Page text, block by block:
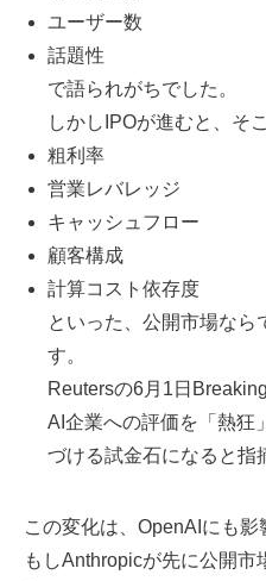
ユーザー数
話題性
で語られがちでした。
しかしIPOが進むと、そ
粗利率
営業レバレッジ
キャッシュフロー
顧客構成
計算コスト依存度
といった、公開市場なら
す。
Reutersの6月1日
AI企業への評価を「熱狂
づける試金石になると指
この変化は、OpenAIにも影
もしAnthropicが先に公開